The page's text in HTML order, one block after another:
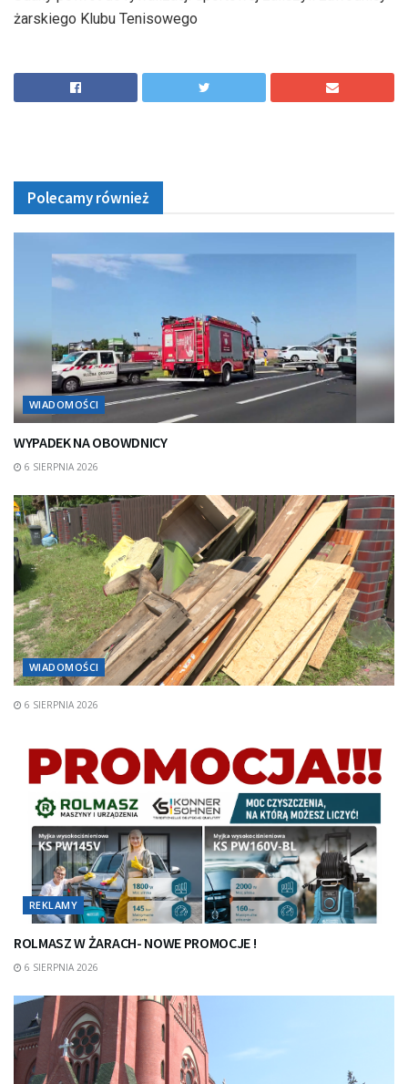
żarskiego Klubu Tenisowego
Polecamy również
WIADOMOŚCI
WYPADEK NA OBOWDNICY
6 SIERPNIA 2026
WIADOMOŚCI
6 SIERPNIA 2026
REKLAMY
ROLMASZ W ŻARACH- NOWE PROMOCJE !
6 SIERPNIA 2026